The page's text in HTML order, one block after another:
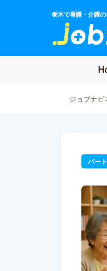
栃木で看護・介護
ジョブナビ
パー